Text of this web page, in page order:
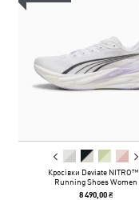
Кросівки Deviate
Running Shoes Women
8 490,00 ₴